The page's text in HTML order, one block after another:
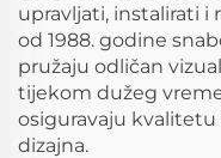
upravljati, instalirati i
od 1988. godine
pružaju odličan
tijekom dužeg
osiguravaju
dizajna.